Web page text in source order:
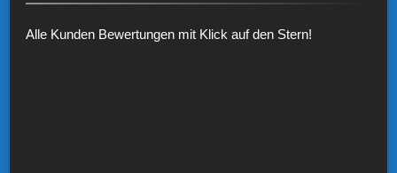
Alle Kunden Bewertungen mit Klick auf den Stern!